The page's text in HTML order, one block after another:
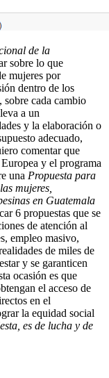
de la
sobre lo que
mujeres por
dentro de los
sobre cada cambio
a un
y la elaboración o
adecuado,
comentar que
y el programa
una Propuesta para
mujeres,
en Guatemala
6 propuestas que se
de atención al
empleo masivo,
de miles de
y se garanticen
ocasión es que
el acceso de
en el
la equidad social
es de lucha y de